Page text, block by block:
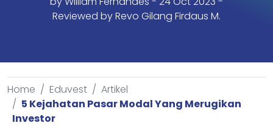
Reviewed by Revo Gilang Firdaus M.
Home Eduvest
Artikel
5 Kejahatan Pasar Modal Yang Merugikan
Investor